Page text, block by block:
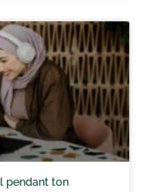
pendant ton